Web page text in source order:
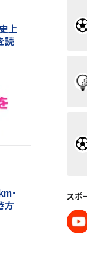
上
読
・
方
スポ